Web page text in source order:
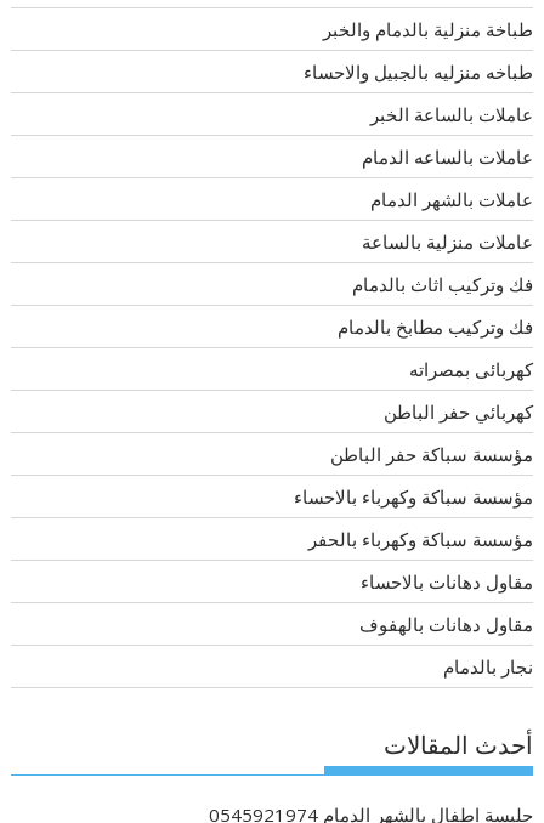
طباخة منزلية بالدمام والخبر
طباخه منزليه بالجبيل والاحساء
عاملات بالساعة الخبر
عاملات بالساعه الدمام
عاملات بالشهر الدمام
عاملات منزلية بالساعة
فك وتركيب اثاث بالدمام
فك وتركيب مطابخ بالدمام
كهربائى بمصراته
كهربائي حفر الباطن
مؤسسة سباكة حفر الباطن
مؤسسة سباكة وكهرباء بالاحساء
مؤسسة سباكة وكهرباء بالحفر
مقاول دهانات بالاحساء
مقاول دهانات بالهفوف
نجار بالدمام
أحدث المقالات
جليسة اطفال بالشهر الدمام 0545921974